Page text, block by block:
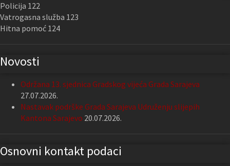
Policija 122
Vatrogasna služba 123
Hitna pomoć 124
Novosti
Održana 13. sjednica Gradskog vijeća Grada Sarajeva
27.07.2026.
Nastavak podrške Grada Sarajeva Udruženju slijepih
Kantona Sarajevo 20.07.2026.
Osnovni kontakt podaci